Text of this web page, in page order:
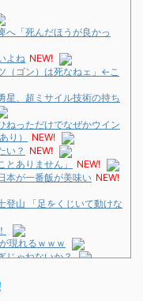
へ「死んだほうが良かっ
よね NEW!
（ゴン）は死なねェ」←こ
星、超ミサイル技術の持ち
ねっただけでなぜかウイン
り）
NEW!
い？ NEW!
ありません」
NEW!
本が一番飯が美味い NEW!
登山 「足をくじいて動けな
現れるｗｗｗ
じゃねないか？
局が指摘するも修正に応